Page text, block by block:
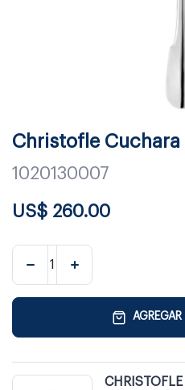
Christofle Cuchara
1020130007
US$ 260.00
CHRISTOFLE